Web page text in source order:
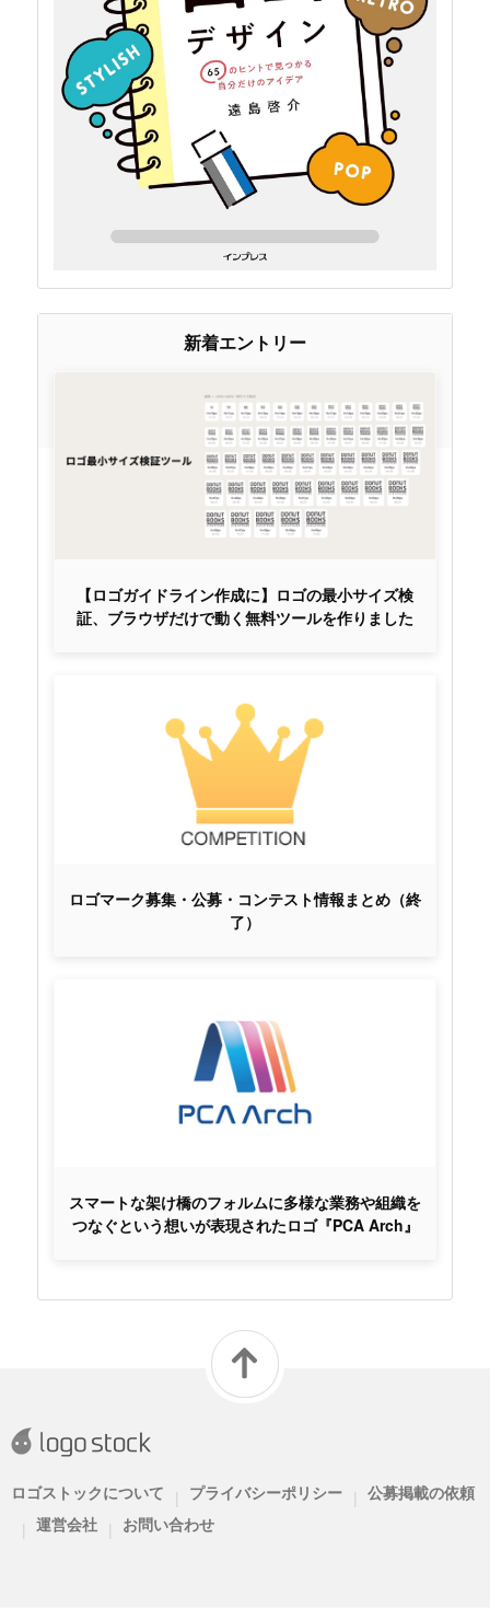
新着エントリー
【ロゴガイドライン作成に】ロゴの最小サイズ検
証、ブラウザだけで動く無料ツールを作りました
ロゴマーク募集・公募・コンテスト情報まとめ（終
了）
スマートな架け橋のフォルムに多様な業務や組織を
つなぐという想いが表現されたロゴ『PCA Arch』
ロゴストックについて | プライバシーポリシー | 公募掲載の依頼
| 運営会社 | お問い合わせ